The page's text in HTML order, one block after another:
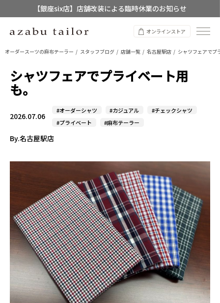
【店舗限定】レディースオーダースーツ
8/12~8/16 夏季休業のお知らせ
オンラインストア
オーダースーツの麻布テーラー スタッフブログ 店舗一覧 名古屋駅店 シャツフェアでプ
シャツフェアでプライベート用
も。
2026.07.06
#オーダーシャツ #カジュアル
#チェックシャツ
#プライベート
#麻布テーラー
By.名古屋駅店